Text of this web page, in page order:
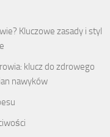
Kluczowe zasady i styl
klucz do zdrowego
nawyków